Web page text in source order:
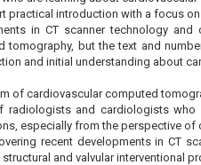
practical introduction with a focus
in CT scanner technology
tomography, but the text and
and initial understanding about
of cardiovascular computed
radiologists and cardiologists
especially from the perspective of
recent developments in CT
and valvular interventional